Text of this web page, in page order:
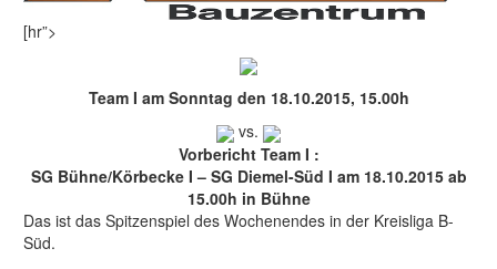
[hr”>
Team I am Sonntag den 18.10.2015, 15.00h
vs.
Vorbericht Team I :
SG Bühne/Körbecke I – SG Diemel-Süd I am 18.10.2015 ab
15.00h in Bühne
Das ist das Spitzenspiel des Wochenendes in der Kreisliga B-
Süd.